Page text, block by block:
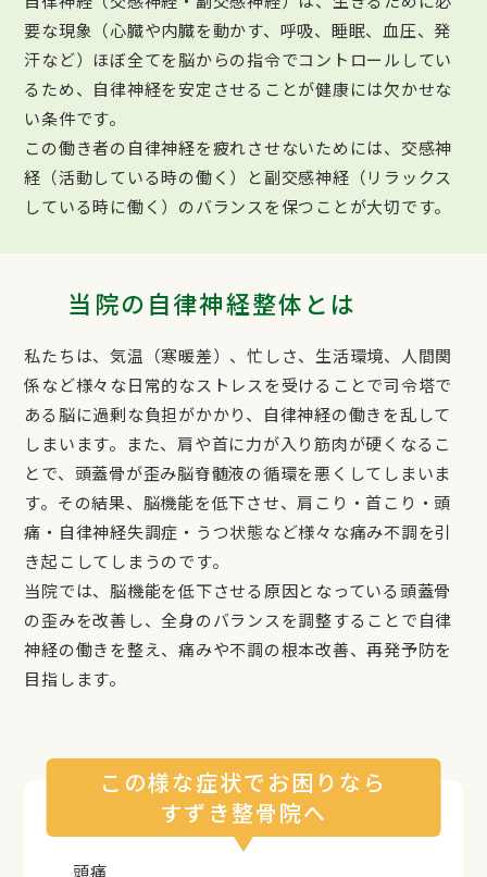
要な現象（心臓や内臓を動かす、呼吸、睡眠、血圧、発
汗など）ほぼ全てを脳からの指令でコントロールしてい
るため、自律神経を安定させることが健康には欠かせな
い条件です。
この働き者の自律神経を疲れさせないためには、交感神
経（活動している時の働く）と副交感神経（リラックス
している時に働く）のバランスを保つことが大切です。
当院の自律神経整体とは
私たちは、気温（寒暖差）、忙しさ、生活環境、人間関
係など様々な日常的なストレスを受けることで司令塔で
ある脳に過剰な負担がかかり、自律神経の働きを乱して
しまいます。また、肩や首に力が入り筋肉が硬くなるこ
とで、頭蓋骨が歪み脳脊髄液の循環を悪くしてしまいま
す。その結果、脳機能を低下させ、肩こり・首こり・頭
痛・自律神経失調症・うつ状態など様々な痛み不調を引
き起こしてしまうのです。
当院では、脳機能を低下させる原因となっている頭蓋骨
の歪みを改善し、全身のバランスを調整することで自律
神経の働きを整え、痛みや不調の根本改善、再発予防を
目指します。
この様な症状でお困りなら
すずき整骨院へ
頭痛